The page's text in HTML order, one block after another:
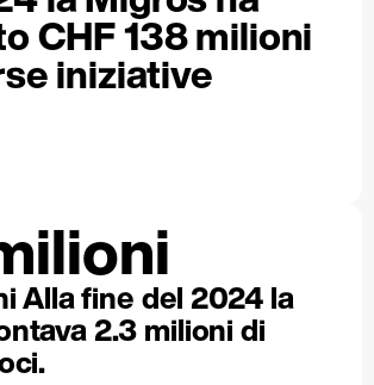
CHF 138 milioni
iniziative
Alla fine del 2024 la
2.3 milioni di